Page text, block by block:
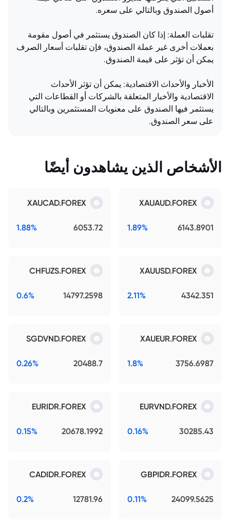
أصول الصندوق وبالتالي على سعره.
تقلبات العملة: إذا كان الصندوق يستثمر في أصول مقومة
بعملات أخرى غير عملة الصندوق، فإن تقلبات أسعار الصرف
يمكن أن تؤثر على قيمة الصندوق.
الأخبار والأحداث الاقتصادية: يمكن أن تؤثر الأحداث
الاقتصادية والأخبار المتعلقة بالشركات أو القطاعات التي
يستثمر فيها الصندوق على معنويات المستثمرين وبالتالي
على سعر الصندوق.
الأشخاص الذين يشاهدون أيضًا
XAUAUD.FOREX
6143.8901
1.89%
XAUCAD.FOREX
6053.72
1.88%
XAUUSD.FOREX
4342.351
2.11%
CHFUZS.FOREX
14797.2598
0.6%
XAUEUR.FOREX
3756.6987
1.8%
SGDVND.FOREX
20488.7
0.26%
EURVND.FOREX
30285.43
0.16%
EURIDR.FOREX
20678.1992
0.15%
GBPIDR.FOREX
24099.5625
0.11%
CADIDR.FOREX
12781.96
0.2%